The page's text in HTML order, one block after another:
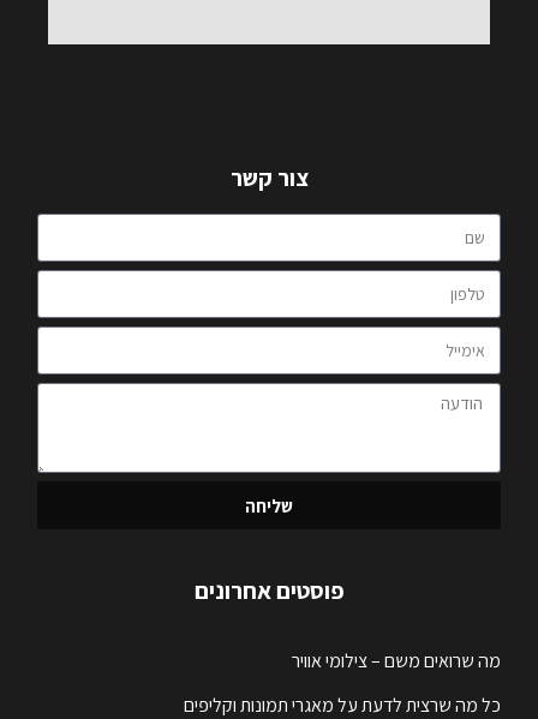
צור קשר
שליחה
פוסטים אחרונים
מה שרואים משם – צילומי אוויר
כל מה שרצית לדעת על מאגרי תמונות וקליפים